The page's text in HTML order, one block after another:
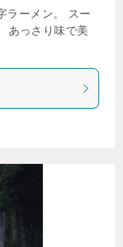
ラーメン。 スー
あっさり味で美